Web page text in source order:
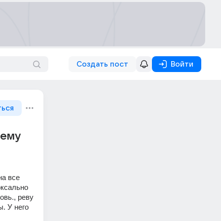
Создать пост Войти
все
реву
У него